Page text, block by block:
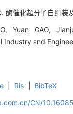
. 酶催化超分子自组
Yuan GAO,
Industry and
Ris
BibTeX
CN/